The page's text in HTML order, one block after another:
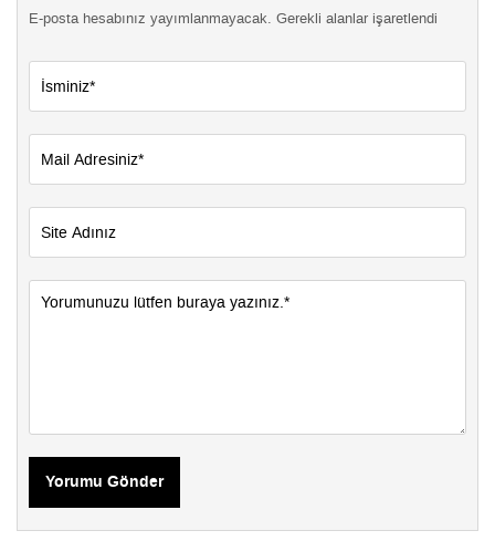
E-posta hesabınız yayımlanmayacak. Gerekli alanlar işaretlendi
Yorumu Gönder